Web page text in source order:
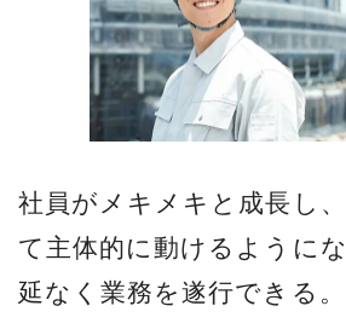
社員がメキメキと成長し
て主体的に動けるように
延なく業務を遂行できる。